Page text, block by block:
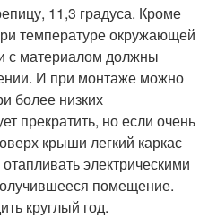
11,3 градуса. Кроме
температуре окружающей
с материалом должны
И при монтаже можно
более низких
прекратить, но если очень
крыши легкий каркас
электрическими
помещение.
круглый год.